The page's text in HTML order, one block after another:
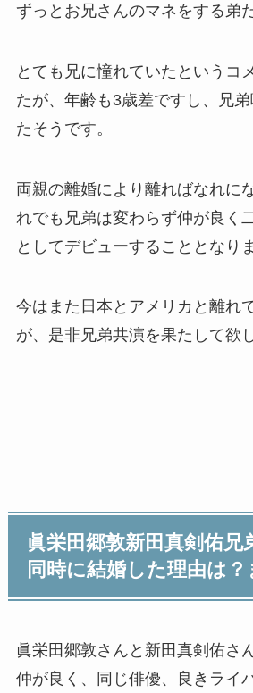
ずっとお兄さんのマネをする弟
とても兄に憧れていたというコ
たが、年齢も3歳差ですし、兄
たそうです。
両親の離婚により離ればなれに
れでも兄弟は変わらず仲が良く
としてデビューすることとなり
今はまた日本とアメリカと離れ
が、是非兄弟共演を果たして欲
眞栄田郷敦新田真剣佑兄
同時に結婚した理由は
眞栄田郷敦さんと新田真剣佑さ
仲が良く、同じ俳優、良きライ